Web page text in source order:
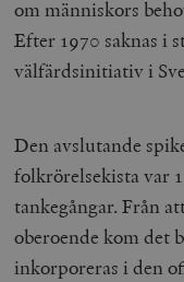
om människors
Efter 1970 saknas i
välfärdsinitiativ i
Den avslutande
folkrörelsekista var
tankegångar. Från
oberoende kom det
inkorporeras i den